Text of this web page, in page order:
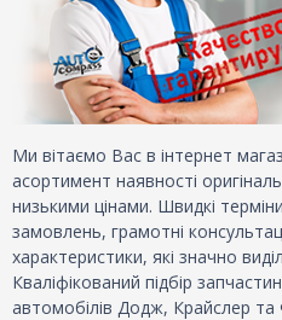
Ми вітаємо Вас в інтернет
асортимент наявності
низькими цінами. Швидкі
замовлень, грамотні
характеристики, які значно
Кваліфікований підбір
автомобілів Додж, Крайслер